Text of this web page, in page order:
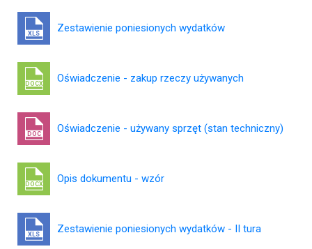
XLS Zestawienie poniesionych wydatków
DOCX Oświadczenie - zakup rzeczy używanych
DOC Oświadczenie - używany sprzęt (stan techniczny)
DOCX Opis dokumentu - wzór
XLS Zestawienie poniesionych wydatków - II tura